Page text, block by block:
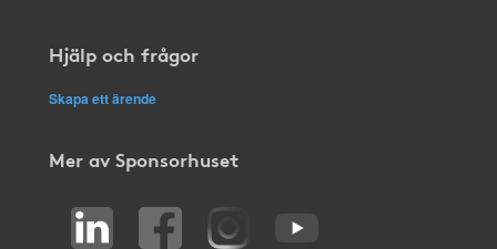
Hjälp och frågor
Skapa ett ärende
Mer av Sponsorhuset